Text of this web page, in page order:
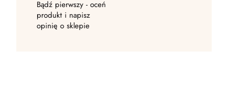
Bądź pierwszy - oceń
produkt i napisz
opinię o sklepie